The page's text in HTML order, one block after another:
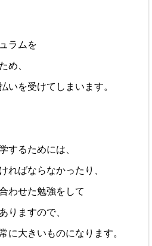
ラムを
め、
いを受けてしまいます。
するためには、
ればならなかったり、
わせた勉強をして
りますので、
に大きいものになります。